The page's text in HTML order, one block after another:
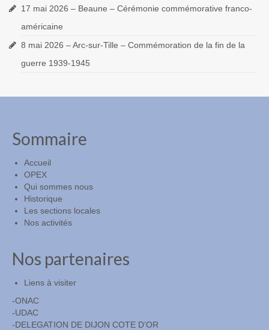
17 mai 2026 – Beaune – Cérémonie commémorative franco-
américaine
8 mai 2026 – Arc-sur-Tille – Commémoration de la fin de la
guerre 1939-1945
Sommaire
Accueil
OPEX
Qui sommes nous
Historique
Les sections locales
Nos activités
Nos partenaires
Liens à visiter
-ONAC
-UDAC
-DELEGATION DE DIJON COTE D’OR